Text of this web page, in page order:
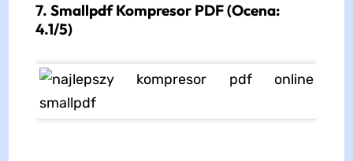
7. Smallpdf Kompresor PDF (Ocena:
4.1/5)